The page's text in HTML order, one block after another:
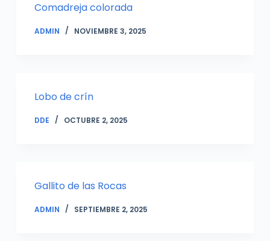
Comadreja colorada
ADMIN NOVIEMBRE 3, 2025
Lobo de crín
DDE OCTUBRE 2, 2025
Gallito de las Rocas
ADMIN SEPTIEMBRE 2, 2025